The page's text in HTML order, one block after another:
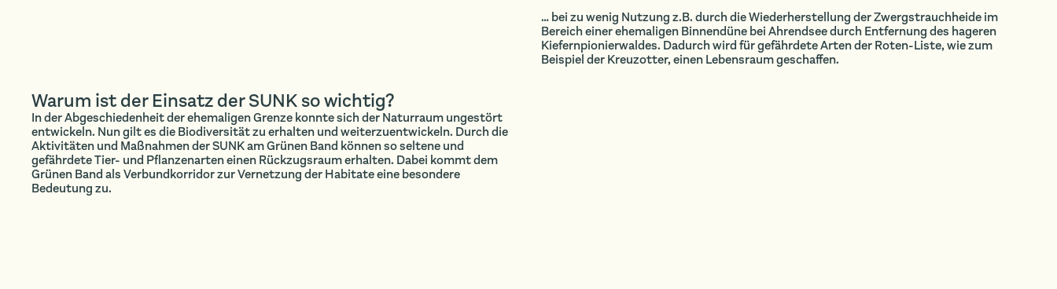
… bei zu wenig Nutzung z.B. durch die Wiederherstellung der Zwergstrauchheide im
Bereich einer ehemaligen Binnendüne bei Ahrendsee durch Entfernung des hageren
Kiefernpionierwaldes. Dadurch wird für gefährdete Arten der Roten-Liste, wie zum
Beispiel der Kreuzotter, einen Lebensraum geschaffen.
Warum ist der Einsatz der SUNK so wichtig?
In der Abgeschiedenheit der ehemaligen Grenze konnte sich der Naturraum ungestört
entwickeln. Nun gilt es die Biodiversität zu erhalten und weiterzuentwickeln. Durch die
Aktivitäten und Maßnahmen der SUNK am Grünen Band können so seltene und
gefährdete Tier- und Pflanzenarten einen Rückzugsraum erhalten. Dabei kommt dem
Grünen Band als Verbundkorridor zur Vernetzung der Habitate eine besondere
Bedeutung zu.